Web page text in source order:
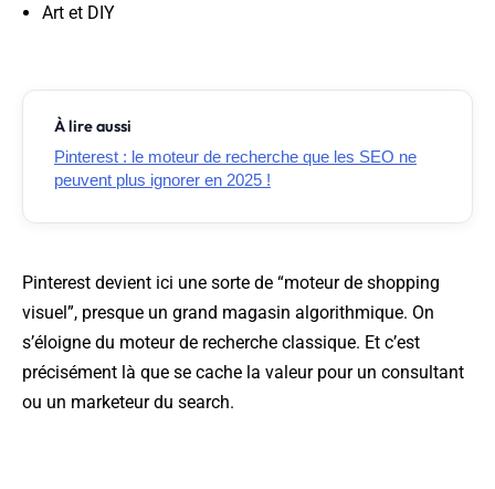
Art et DIY
À lire aussi
Pinterest : le moteur de recherche que les SEO ne
peuvent plus ignorer en 2025 !
Pinterest devient ici une sorte de “moteur de shopping
visuel”, presque un grand magasin algorithmique. On
s’éloigne du moteur de recherche classique. Et c’est
précisément là que se cache la valeur pour un consultant
ou un marketeur du search.